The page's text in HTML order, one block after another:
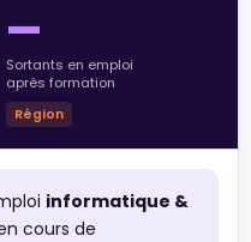
—
Sortants en emploi
après formation
Région
informatique &
cours de